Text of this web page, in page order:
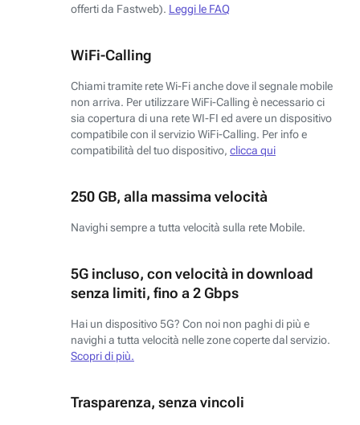
offerti da Fastweb). Leggi le FAQ
WiFi-Calling
Chiami tramite rete Wi-Fi anche dove il segnale mobile
non arriva. Per utilizzare WiFi-Calling è necessario ci
sia copertura di una rete WI-FI ed avere un dispositivo
compatibile con il servizio WiFi-Calling. Per info e
compatibilità del tuo dispositivo, clicca qui
250 GB, alla massima velocità
Navighi sempre a tutta velocità sulla rete Mobile.
5G incluso, con velocità in download
senza limiti, fino a 2 Gbps
Hai un dispositivo 5G? Con noi non paghi di più e
navighi a tutta velocità nelle zone coperte dal servizio.
Scopri di più.
Trasparenza, senza vincoli